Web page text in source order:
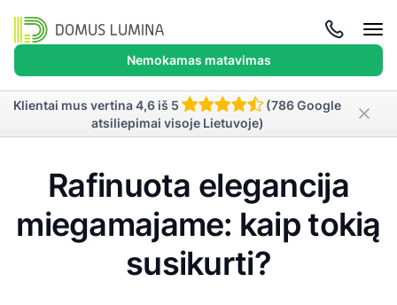
Nemokamas matavimas
Klientai mus vertina 4,6 iš 5
(786 Google
atsiliepimai visoje Lietuvoje)
Rafinuota elegancija
miegamajame: kaip tokią
susikurti?